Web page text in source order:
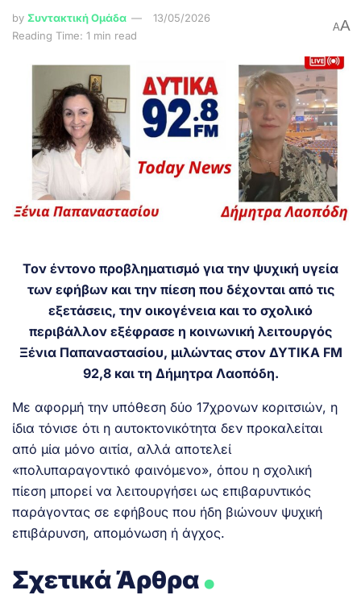
by Συντακτική Ομάδα
13/05/2026
Reading Time: 1 min read
AA
Τον έντονο προβληματισμό για την ψυχική υγεία
των εφήβων και την πίεση που δέχονται από τις
εξετάσεις, την οικογένεια και το σχολικό
περιβάλλον εξέφρασε η κοινωνική λειτουργός
Ξένια Παπαναστασίου, μιλώντας στον ΔΥΤΙΚΑ FM
92,8 και τη Δήμητρα Λαοπόδη.
Με αφορμή την υπόθεση δύο 17χρονων κοριτσιών, η
ίδια τόνισε ότι η αυτοκτονικότητα δεν προκαλείται
από μία μόνο αιτία, αλλά αποτελεί
«πολυπαραγοντικό φαινόμενο», όπου η σχολική
πίεση μπορεί να λειτουργήσει ως επιβαρυντικός
παράγοντας σε εφήβους που ήδη βιώνουν ψυχική
επιβάρυνση, απομόνωση ή άγχος.
Σχετικά Άρθρα.